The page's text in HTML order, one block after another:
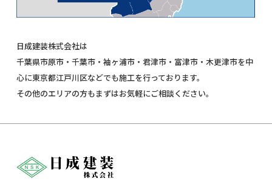
日成建装株式会社は
千葉県市原市・千葉市・袖ヶ浦市・君津市・富津市・木更津市を中
心に東京都江戸川区などでも施工を行っております。
その他のエリアの方もまずはお気軽にご相談ください。